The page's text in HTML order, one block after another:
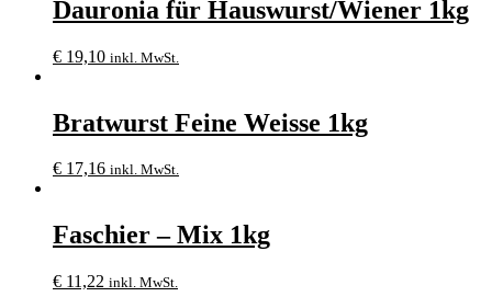
Dauronia für Hauswurst/Wiener 1kg
€ 19,10 inkl. MwSt.
Bratwurst Feine Weisse 1kg
€ 17,16 inkl. MwSt.
Faschier – Mix 1kg
€ 11,22 inkl. MwSt.